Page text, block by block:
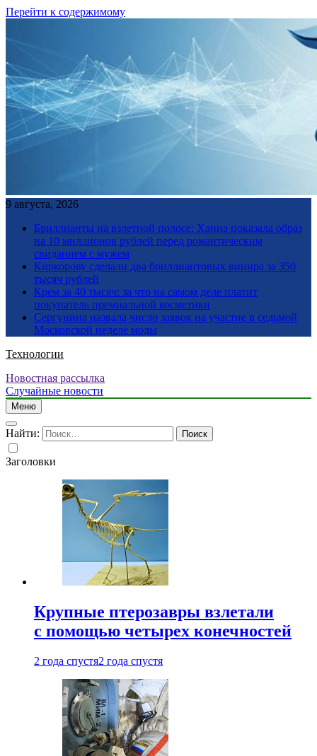
Перейти к содержимому
9 августа, 2026
Бриллианты на взлетной полосе: Ханна показала образ
на 10 миллионов рублей перед романтическим
свиданием с мужем
Киркорову сделали два бриллиантовых винира за 350
тысяч рублей
Крем за 40 тысяч: за что на самом деле платит
покупатель премиальной косметики
Сергунина назвала число заявок на участие в седьмой
Московской неделе моды
Технологии
Новостная рассылка
Случайные новости
Меню
Найти:
Заголовки
Крупные птерозавры взлетали
с помощью четырех конечностей
2 года спустя2 года спустя